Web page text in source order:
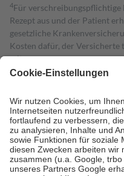
4Für
Rezept aus und der Patient
gesetzliche
Kosten dafür, der Versicherte
mit.
Grundsätzlich leisten
höchstens zehn Euro.
Es sind
Kosten der Leistung zu
Diese Regeln gelten
Bei Heilmitteln und
Zuzahlung zehn Prozent der
Verordnung.
Um das Engagement der